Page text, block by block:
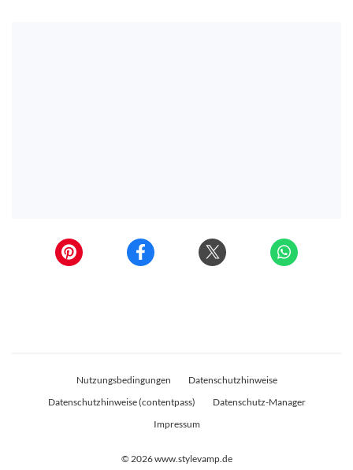
Nutzungsbedingungen
Datenschutzhinweise
Datenschutzhinweise (contentpass)
Datenschutz-Manager
Impressum
© 2026www.stylevamp.de